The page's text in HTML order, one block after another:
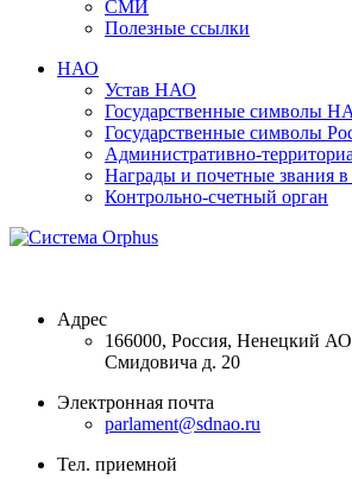
СМИ
Полезные ссылки
НАО
Устав НАО
Государственные символы
Государственные символы
Административно-
Награды и почетные звания
Контрольно-счетный орган
Адрес
166000, Россия, Ненецкий
Смидовича д. 20
Электронная почта
parlament@sdnao.ru
Тел. приемной